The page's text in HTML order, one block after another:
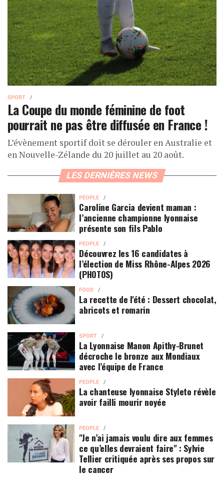
SPORT
La Coupe du monde féminine de foot
pourrait ne pas être diffusée en France !
L’évènement sportif doit se dérouler en Australie et
en Nouvelle-Zélande du 20 juillet au 20 août.
LES DERNIÈRES NEWS
PEOPLE
Caroline Garcia devient maman :
l’ancienne championne lyonnaise
présente son fils Pablo
PEOPLE
Découvrez les 16 candidates à
l’élection de Miss Rhône-Alpes 2026
(PHOTOS)
FOOD
La recette de l'été : Dessert chocolat,
abricots et romarin
SPORT
La Lyonnaise Manon Apithy-Brunet
décroche le bronze aux Mondiaux
avec l’équipe de France
PEOPLE
La chanteuse lyonnaise Styleto révèle
avoir failli mourir noyée
PEOPLE
"Je n’ai jamais voulu dire aux femmes
ce qu’elles devraient faire" : Sylvie
Tellier critiquée après ses propos sur
le cancer